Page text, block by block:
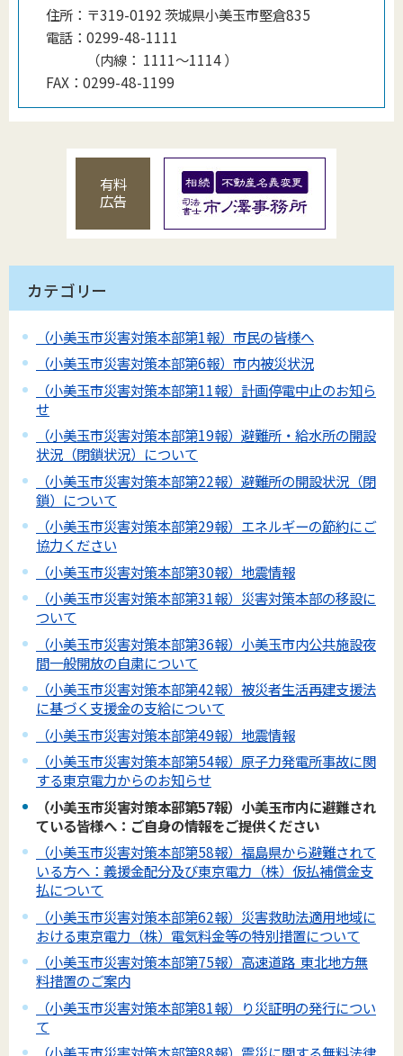
住所： 〒319-0192 茨城県小美玉市堅倉835
電話： 0299-48-1111
（内線 ： 1111〜1114）
FAX： 0299-48-1199
有料
広告
カテゴリー
（小美玉市災害対策本部第1報）市民の皆様へ
（小美玉市災害対策本部第6報）市内被災状況
（小美玉市災害対策本部第11報）計画停電中止のお知ら
せ
（小美玉市災害対策本部第19報）避難所・給水所の開設
状況（閉鎖状況）について
（小美玉市災害対策本部第22報）避難所の開設状況（閉
鎖）について
（小美玉市災害対策本部第29報）エネルギーの節約にご
協力ください
（小美玉市災害対策本部第30報）地震情報
（小美玉市災害対策本部第31報）災害対策本部の移設に
ついて
（小美玉市災害対策本部第36報）小美玉市内公共施設夜
間一般開放の自粛について
（小美玉市災害対策本部第42報）被災者生活再建支援法
に基づく支援金の支給について
（小美玉市災害対策本部第49報）地震情報
（小美玉市災害対策本部第54報）原子力発電所事故に関
する東京電力からのお知らせ
（小美玉市災害対策本部第57報）小美玉市内に避難され
ている皆様へ：ご自身の情報をご提供ください
（小美玉市災害対策本部第58報）福島県から避難されて
いる方へ：義援金配分及び東京電力（株）仮払補償金支
払について
（小美玉市災害対策本部第62報）災害救助法適用地域に
おける東京電力（株）電気料金等の特別措置について
（小美玉市災害対策本部第75報）高速道路 東北地方無
料措置のご案内
（小美玉市災害対策本部第81報）り災証明の発行につい
て